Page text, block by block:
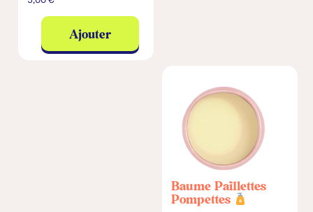
Ajouter
Baume Paillettes
Pompettes